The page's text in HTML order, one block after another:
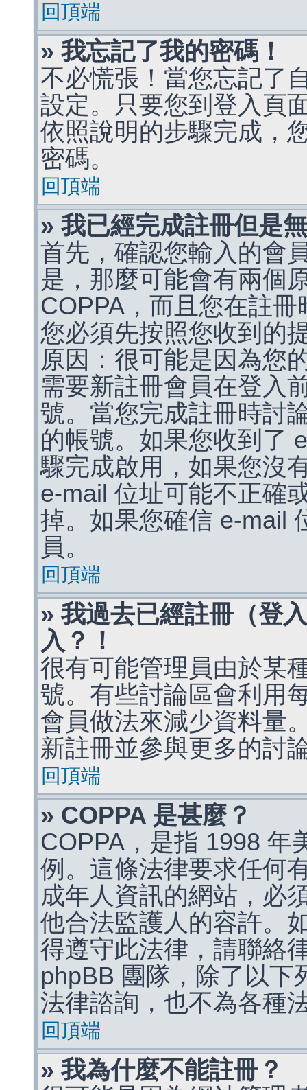
回頂端
» 我忘記了我的密碼！
不必慌張！當您忘記了
設定。只要您到登入頁
依照說明的步驟完成，
密碼。
回頂端
» 我已經完成註冊但是
首先，確認您輸入的會
是，那麼可能會有兩個
COPPA，而且您在註
您必須先按照您收到的
原因：很可能是因為您
需要新註冊會員在登入
號。當您完成註冊時討
的帳號。如果您收到了
驟完成啟用，如果您沒
e-mail 位址可能不正確
掉。如果您確信 e-mail
員。
回頂端
» 我過去已經註冊（登
入？！
很有可能管理員由於某
號。有些討論區會利用
會員做法來減少資料量
新註冊並參與更多的討
回頂端
» COPPA 是甚麼？
COPPA，是指 1998 年
例。這條法律要求任何
成年人資訊的網站，必
他合法監護人的容許。
得遵守此法律，請聯絡
phpBB 團隊，除了以下
法律諮詢，也不為各種
回頂端
» 我為什麼不能註冊？